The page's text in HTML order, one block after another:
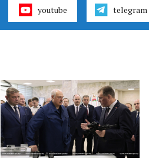
youtube telegram